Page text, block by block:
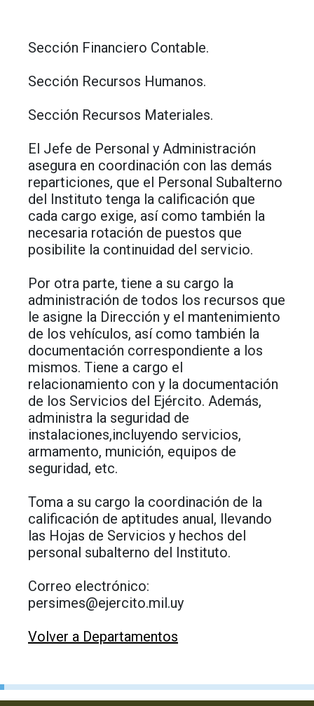
Sección Financiero Contable.
Sección Recursos Humanos.
Sección Recursos Materiales.
El Jefe de Personal y Administración
asegura en coordinación con las demás
reparticiones, que el Personal Subalterno
del Instituto tenga la calificación que
cada cargo exige, así como también la
necesaria rotación de puestos que
posibilite la continuidad del servicio.
Por otra parte, tiene a su cargo la
administración de todos los recursos que
le asigne la Dirección y el mantenimiento
de los vehículos, así como también la
documentación correspondiente a los
mismos. Tiene a cargo el
relacionamiento con y la documentación
de los Servicios del Ejército. Además,
administra la seguridad de
instalaciones,incluyendo servicios,
armamento, munición, equipos de
seguridad, etc.
Toma a su cargo la coordinación de la
calificación de aptitudes anual, llevando
las Hojas de Servicios y hechos del
personal subalterno del Instituto.
Correo electrónico:
persimes@ejercito.mil.uy
Volver a Departamentos